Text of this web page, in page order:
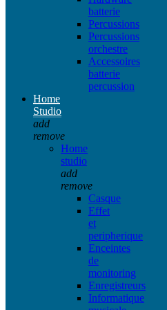
batterie
Percussions
Percussions
orchestre
Accessoires
batterie
percussion
Home
Studio
add
remove
Home
studio
add
remove
Casque
Effet
et
peripherique
Enceintes
de
monitoring
Enregistreurs
Informatique